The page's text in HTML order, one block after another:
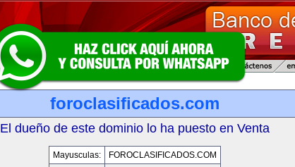
foroclasificados.com
El dueño de este dominio lo ha puesto en Venta
Mayusculas:
FOROCLASIFICADOS.COM